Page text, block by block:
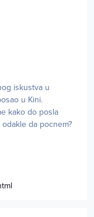
iskustva u
u Kini.
kako do posla
da pocnem?